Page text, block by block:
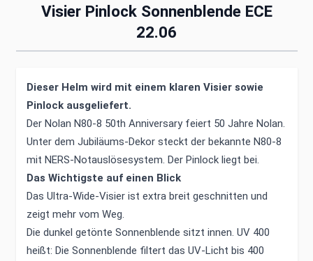
Visier Pinlock Sonnenblende ECE
22.06
Dieser Helm wird mit einem klaren Visier sowie
Pinlock ausgeliefert.
Der Nolan N80-8 50th Anniversary feiert 50 Jahre Nolan.
Unter dem Jubiläums-Dekor steckt der bekannte N80-8
mit NERS-Notauslösesystem. Der Pinlock liegt bei.
Das Wichtigste auf einen Blick
Das Ultra-Wide-Visier ist extra breit geschnitten und
zeigt mehr vom Weg.
Die dunkel getönte Sonnenblende sitzt innen. UV 400
heißt: Die Sonnenblende filtert das UV-Licht bis 400